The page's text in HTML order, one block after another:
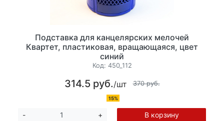
Подставка для канцелярских мелочей
Квартет, пластиковая, вращающаяся, цвет
синий
Код: 450_112
314.5 руб./шт 370 руб.
15%
- + В корзину